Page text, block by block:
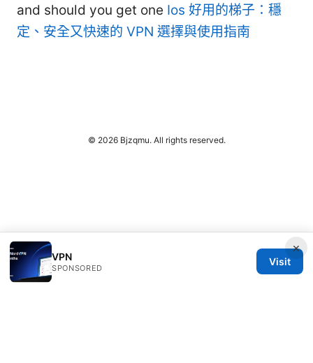
and should you get one Ios 好用的梯子：穩
定、安全又快速的 VPN 選擇與使用指南
×
VPN
SPONSORED
Visit
© 2026 Bjzqmu. All rights reserved.